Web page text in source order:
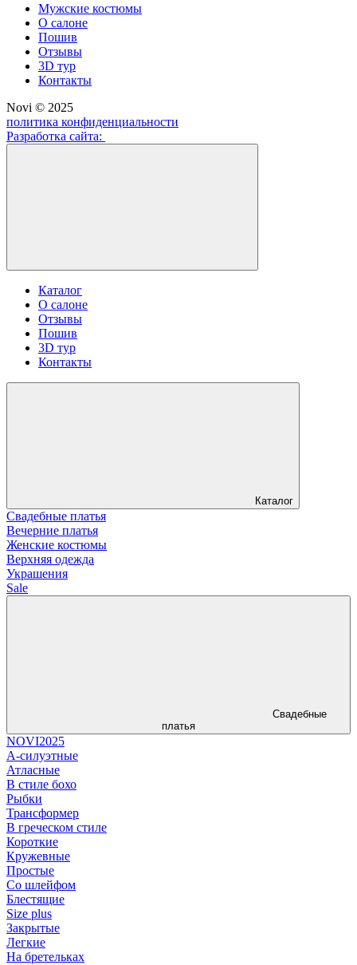
Мужские костюмы
О салоне
Пошив
Отзывы
3D тур
Контакты
Novi © 2025
политика конфиденциальности
Разработка сайта:
Каталог
О салоне
Отзывы
Пошив
3D тур
Контакты
Каталог
Свадебные платья
Вечерние платья
Женские костюмы
Верхняя одежда
Украшения
Sale
Свадебные
платья
NOVI2025
А-силуэтные
Атласные
В стиле бохо
Рыбки
Трансформер
В греческом стиле
Короткие
Кружевные
Простые
Со шлейфом
Блестящие
Size plus
Закрытые
Легкие
На бретельках